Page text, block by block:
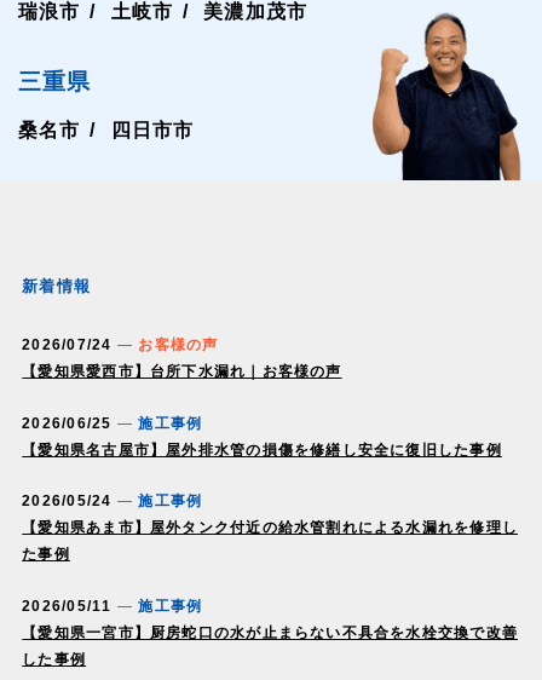
瑞浪市 土岐市 美濃加茂市
三重県
桑名市 四日市市
新着情報
2026/07/24
お客様の声
【愛知県愛西市】台所下水漏れ｜お客様の声
2026/06/25
施工事例
【愛知県名古屋市】屋外排水管の損傷を修繕し安全に復旧した事例
2026/05/24
施工事例
【愛知県あま市】屋外タンク付近の給水管割れによる水漏れを修理し
た事例
2026/05/11
施工事例
【愛知県一宮市】厨房蛇口の水が止まらない不具合を水栓交換で改善
した事例